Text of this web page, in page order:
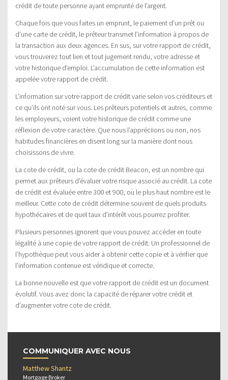
crédit de toute personne ayant emprunté de l’argent.
Chaque fois que vous faites un emprunt, le paiement d’un prêt ou
d’une carte de crédit, le prêteur transmet l’information à propos de
la transaction aux deux agences. En sus, sur votre rapport de crédit,
vous trouverez tout lien et tout jugement rendu, votre adresse et
votre historique d’emploi. L’accumulation de cette information est
appelée votre rapport de crédit.
L’information sur votre rapport de crédit varie selon vos créditeurs et
ce qu’ils ont noté sur vous. Les prêteurs potentiels et autres, comme
les employeurs, voient votre historique de crédit comme une
réflexion de votre caractère. Que nous l’appréciions ou non, nos
habitudes financières en disent long sur la manière dont nous
choisissons de vivre.
La cote de crédit, ou la cote de crédit Beacon, est un nombre qui
permet aux prêteurs d’évaluer votre risque associé au crédit. La cote
de crédit est évaluée entre 300 et 900, où le plus haut nombre est le
meilleur. Cette cote de crédit détermine souvent de quels produits
hypothécaires et de quel taux d’intérêt vous pourrez profiter.
Plusieurs personnes ignorent que vous pouvez accéder en toute
légalité à une copie de votre rapport de crédit. Un professionnel de
l’hypothèque peut vous aider à obtenir cette copie et à vérifier que
l’information contenue est véridique et correcte.
La bonne nouvelle est que votre rapport de crédit est un document
évolutif. Vous avez donc la capacité de réparer votre crédit et
d’augmenter votre cote de crédit.
COMMUNIQUER AVEC NOUS
Matthew Shantz
Mortgage Broker